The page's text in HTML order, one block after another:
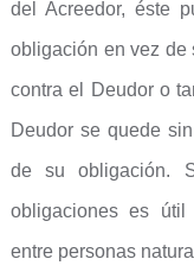
del Acreedor, éste
obligación en vez de
contra el Deudor o
Deudor se quede
de su obligación.
obligaciones es útil
entre personas